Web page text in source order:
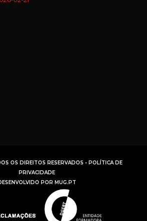
OS DIREITOS RESERVADOS • POLÍTICA DE
PRIVACIDADE
POR MUG.PT